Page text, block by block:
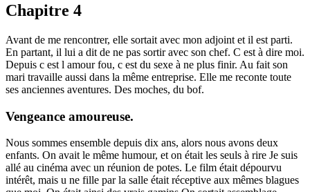
Chapitre 4
Avant de me rencontrer, elle sortait avec mon adjoint et il est parti.
En partant, il lui a dit de ne pas sortir avec son chef. C est à dire moi.
Depuis c est l amour fou, c est du sexe à ne plus finir. Au fait son
mari travaille aussi dans la même entreprise. Elle me reconte toute
ses anciennes aventures. Des moches, du bof.
Vengeance amoureuse.
Nous sommes ensemble depuis dix ans, alors nous avons deux
enfants. On avait le même humour, et on était les seuls à rire Je suis
allé au cinéma avec un réunion de potes. Le film était dépourvu
intérêt, mais u ne fille par la salle était réceptive aux mêmes blagues